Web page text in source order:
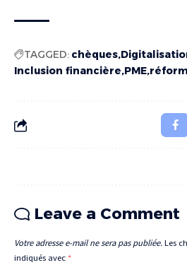
TAGGED: chèques
Inclusion financière PME
Leave a Comment
Votre adresse e-mail ne sera pas publiée. Les
indiqués avec *